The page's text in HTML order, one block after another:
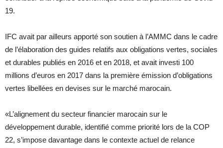
19.
IFC avait par ailleurs apporté son soutien à l’AMMC dans le cadre
de l’élaboration des guides relatifs aux obligations vertes, sociales
et durables publiés en 2016 et en 2018, et avait investi 100
millions d’euros en 2017 dans la première émission d’obligations
vertes libellées en devises sur le marché marocain.
«L’alignement du secteur financier marocain sur le
développement durable, identifié comme priorité lors de la COP
22, s’impose davantage dans le contexte actuel de relance